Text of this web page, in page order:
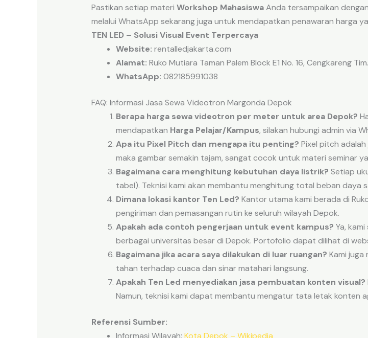
Pastikan setiap materi Workshop MahasiswaAnda tersampaikan
melalui WhatsApp sekarang juga untuk mendapatkan penawaran harga
TEN LED – Solusi Visual Event Terpercaya
Website: rentalledjakarta.com
Alamat: Ruko Mutiara Taman Palem Block E1 No. 16, Cengkareng
WhatsApp: 082185991038
FAQ: Informasi Jasa Sewa Videotron Margonda Depok
Berapa harga sewa videotron per meter untuk area Depok?
mendapatkan Harga Pelajar/Kampus, silakan hubungi admin via
Apa itu Pixel Pitch dan mengapa itu penting? Pixel pitch adalah
maka gambar semakin tajam, sangat cocok untuk materi seminar
Bagaimana cara menghitung kebutuhan daya listrik? Setiap
tabel). Teknisi kami akan membantu menghitung total beban daya
Dimana lokasi kantor Ten Led? Kantor utama kami berada di
pengiriman dan pemasangan rutin ke seluruh wilayah Depok.
Apakah ada contoh pengerjaan untuk event kampus? Ya,
berbagai universitas besar di Depok. Portofolio dapat dilihat di
Bagaimana jika acara saya dilakukan di luar ruangan? Kami
tahan terhadap cuaca dan sinar matahari langsung.
Apakah Ten Led menyediakan jasa pembuatan konten visual?
Namun, teknisi kami dapat membantu mengatur tata letak konten
Referensi Sumber: